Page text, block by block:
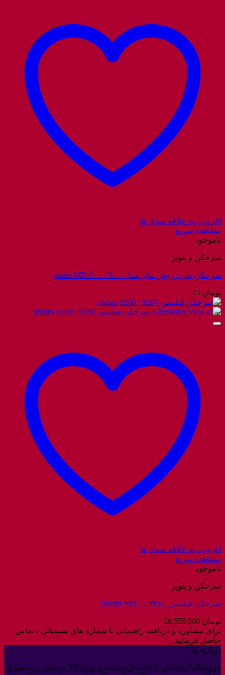
افزودن به علاقه مندی ها
مشاهده سریع
ناموجود
سرخکن و پلوپز
سرخکن بدون روغن مایر مدل ۹۰۰ / maier MR-۹۰۰
تومان
افزودن به علاقه مندی ها
مشاهده سریع
ناموجود
سرخکن و پلوپز
سرخکن فیلیپس ۹۲۸۰ / philips ۹۲۸۰
تومان
برای مشاوره و دریافت راهنمایی با شماره های پشتیبانی ، تماس
حاصل فرمایید.
درباره ما
فروشگاه آربابامال با 16 سال سابقه فروش کالا به صورت حضوری